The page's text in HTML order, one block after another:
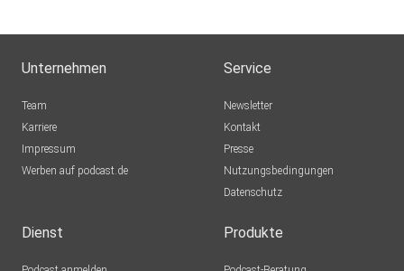
Unternehmen
Team
Karriere
Impressum
Werben auf podcast.de
Service
Newsletter
Kontakt
Presse
Nutzungsbedingungen
Datenschutz
Dienst Produkte